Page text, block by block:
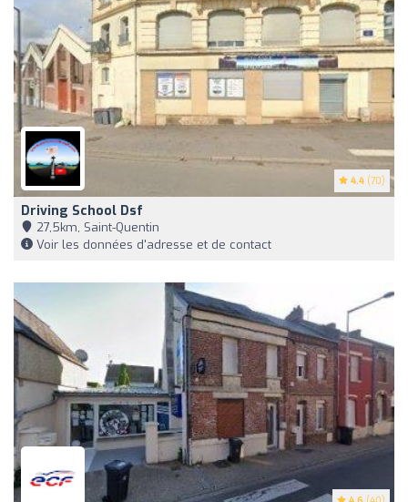
4.4 (70)
Driving School Dsf
27,5km, Saint-Quentin
Voir les données d'adresse et de contact